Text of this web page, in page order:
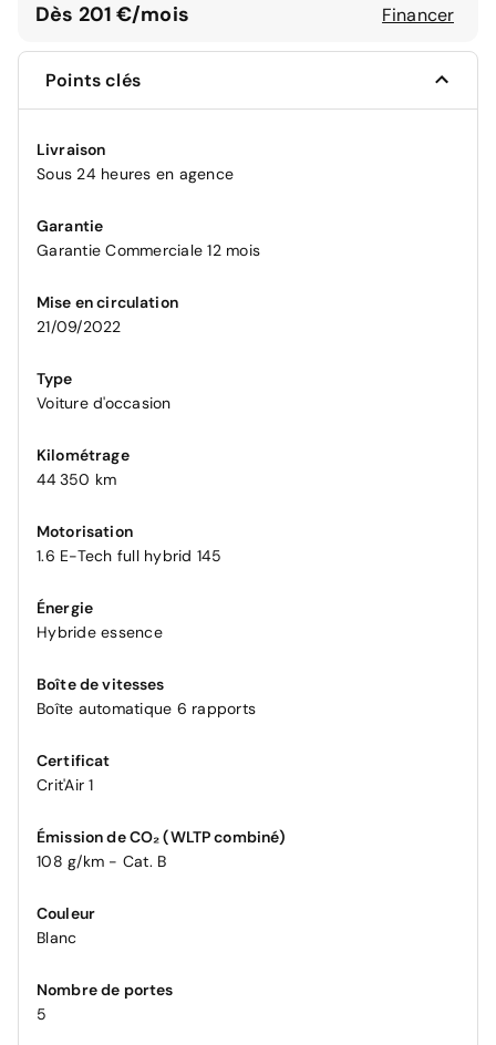
Dès 201 €/mois Financer
Points clés
Livraison
Sous 24 heures en agence
Garantie
Garantie Commerciale 12 mois
Mise en circulation
21/09/2022
Type
Voiture d'occasion
Kilométrage
44 350 km
Motorisation
1.6 E-Tech full hybrid 145
Énergie
Hybride essence
Boîte de vitesses
Boîte automatique 6 rapports
Certificat
Crit'Air 1
Émission de CO₂ (WLTP combiné)
108 g/km - Cat. B
Couleur
Blanc
Nombre de portes
5